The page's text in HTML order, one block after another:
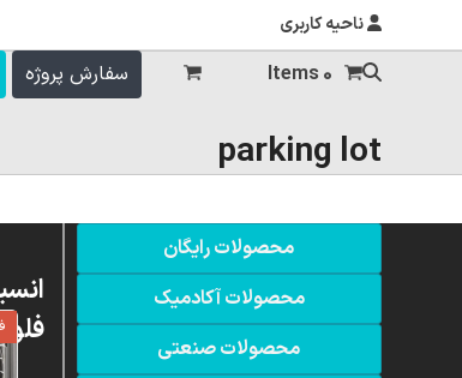
ناحیه کاربری
سفارش پروژه 0 Items
parking lot
محصولات رایگان
محصولات آکادمیک
محصولات صنعتی